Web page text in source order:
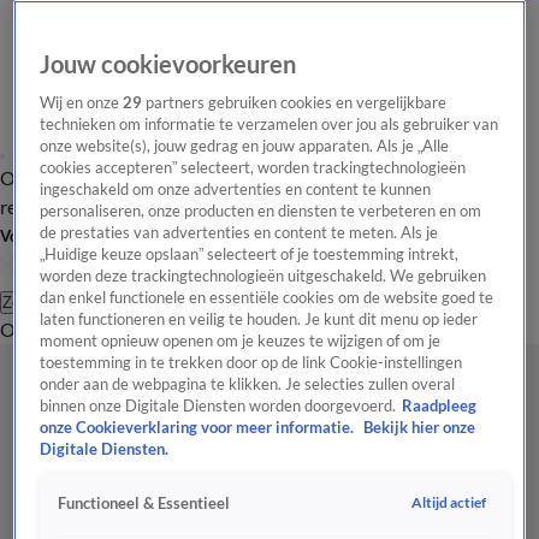
Overzicht Laatste nieuws Regionieuws Het beste van Hart
Tip de
redactie
Volg Hart van Nederland
Zoeken
OverzichtRegioUitzendingenWeerTip de redactiePanelVideo's
Jouw cookievoorkeuren
Wij en onze29 partners gebruiken cookies en vergelijkbare
technieken om informatie te verzamelen over jou als gebruiker van
onze website(s), jouw gedrag en jouw apparaten. Als je „Alle
cookies accepteren” selecteert, worden trackingtechnologieën
ingeschakeld om onze advertenties en content te kunnen
personaliseren, onze producten en diensten te verbeteren en om
de prestaties van advertenties en content te meten. Als je
„Huidige keuze opslaan” selecteert of je toestemming intrekt,
worden deze trackingtechnologieën uitgeschakeld. We gebruiken
dan enkel functionele en essentiële cookies om de website goed te
laten functioneren en veilig te houden. Je kunt dit menu op ieder
moment opnieuw openen om je keuzes te wijzigen of om je
toestemming in te trekken door op de link Cookie-instellingen
onder aan de webpagina te klikken. Je selecties zullen overal
binnen onze Digitale Diensten worden doorgevoerd. Raadpleeg
onze Cookieverklaring voor meer informatie.
Bekijk hier onze
Digitale Diensten.
Functioneel & Essentieel Altijd actief